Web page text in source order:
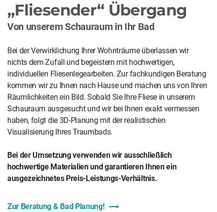
„Fliesender“ Übergang
Von unserem Schauraum in Ihr Bad
Bei der Verwirklichung Ihrer Wohnträume überlassen wir
nichts dem Zufall und begeistern mit hochwertigen,
individuellen Fliesenlegearbeiten. Zur fachkundigen Beratung
kommen wir zu Ihnen nach Hause und machen uns von Ihren
Räumlichkeiten ein Bild. Sobald Sie Ihre Fliesein unserem
Schauraum ausgesucht und wir bei Ihnen exakt vermessen
haben, folgt die 3D-Planung mit der realistischen
Visualisierung Ihres Traumbads.
Bei der Umsetzung verwenden wir ausschließlich
hochwertige Materialien und garantieren Ihnen ein
ausgezeichnetes Preis-Leistungs-Verhältnis.
Zur Beratung & Bad Planung!